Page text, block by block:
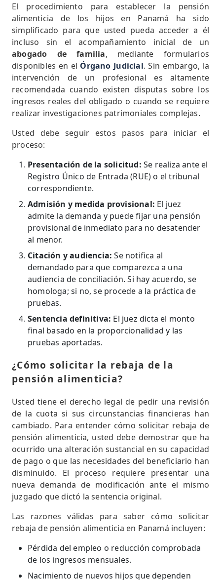
El procedimiento para establecer la pensión
alimenticia de los hijos en Panamá ha sido
simplificado para que usted pueda acceder a él
incluso sin el acompañamiento inicial de un
abogado de familia, mediante formularios
disponibles en el Órgano Judicial. Sin embargo, la
intervención de un profesional es altamente
recomendada cuando existen disputas sobre los
ingresos reales del obligado o cuando se requiere
realizar investigaciones patrimoniales complejas.
Usted debe seguir estos pasos para iniciar el
proceso:
Presentación de la solicitud: Se realiza ante el
Registro Único de Entrada (RUE) o el tribunal
correspondiente.
Admisión y medida provisional: El juez
admite la demanda y puede fijar una pensión
provisional de inmediato para no desatender
al menor.
Citación y audiencia: Se notifica al
demandado para que comparezca a una
audiencia de conciliación. Si hay acuerdo, se
homologa; si no, se procede a la práctica de
pruebas.
Sentencia definitiva: El juez dicta el monto
final basado en la proporcionalidad y las
pruebas aportadas.
¿Cómo solicitar la rebaja de la
pensión alimenticia?
Usted tiene el derecho legal de pedir una revisión
de la cuota si sus circunstancias financieras han
cambiado. Para entender cómo solicitar rebaja de
pensión alimenticia, usted debe demostrar que ha
ocurrido una alteración sustancial en su capacidad
de pago o que las necesidades del beneficiario han
disminuido. El proceso requiere presentar una
nueva demanda de modificación ante el mismo
juzgado que dictó la sentencia original.
Las razones válidas para saber cómo solicitar
rebaja de pensión alimenticia en Panamá incluyen:
Pérdida del empleo o reducción comprobada
de los ingresos mensuales.
Nacimiento de nuevos hijos que dependen